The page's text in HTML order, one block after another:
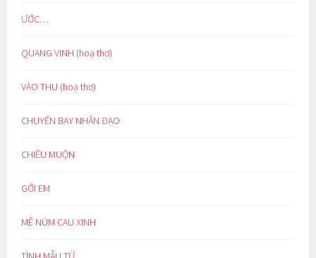
ƯỚC…
QUANG VINH (hoạ thơ)
VÀO THU (hoạ thơ)
CHUYẾN BAY NHÂN ĐẠO
CHIỀU MUỘN
GỞI EM
MÊ NÚM CAU XINH